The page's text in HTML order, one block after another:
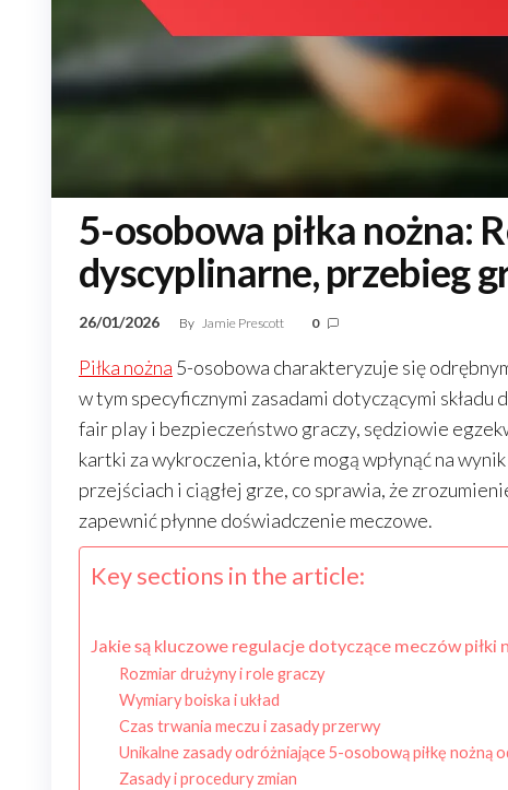
5-osobowa piłka nożna:
dyscyplinarne, przebieg
26/01/2026 By Jamie Prescott 0
Piłka nożna 5-osobowa charakteryzuje się
w tym specyficznymi zasadami dotyczącymi
fair play i bezpieczeństwo graczy, sędziowie
kartki za wykroczenia, które mogą wpłynąć na
przejściach i ciągłej grze, co sprawia, że
zapewnić płynne doświadczenie meczowe.
Key sections in the article:
Jakie są kluczowe regulacje dotyczące meczów piłki
Rozmiar drużyny i role graczy
Wymiary boiska i układ
Czas trwania meczu i zasady przerwy
Unikalne zasady odróżniające 5-osobową piłkę nożną
Zasady i procedury zmian